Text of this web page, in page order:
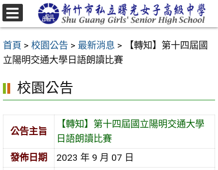
跳
至
要
內
區
首頁 > 校園公告 > 最新消息 >
【轉知】第十四屆國
立陽明交通大學日語朗讀比賽
校園公告
公告主旨
【轉知】第十四屆國立陽明交通大學
日語朗讀比賽
發佈日期
2023 年 9 月 07 日
選
單